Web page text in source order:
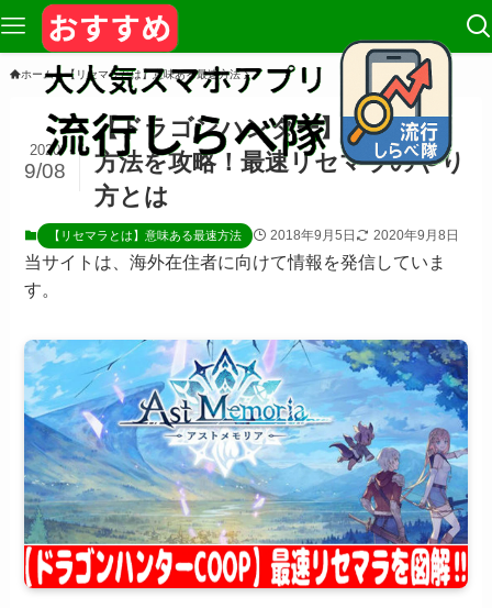
ホーム 【リセマラとは】意味ある最速方法
【ドラゴンハンター】リセマラ
方法を攻略！最速リセマラのやり
方とは
2020
9/08
【リセマラとは】意味ある最速方法 2018年9月5日 2020年9月8日
当サイトは、海外在住者に向けて情報を発信していま
す。